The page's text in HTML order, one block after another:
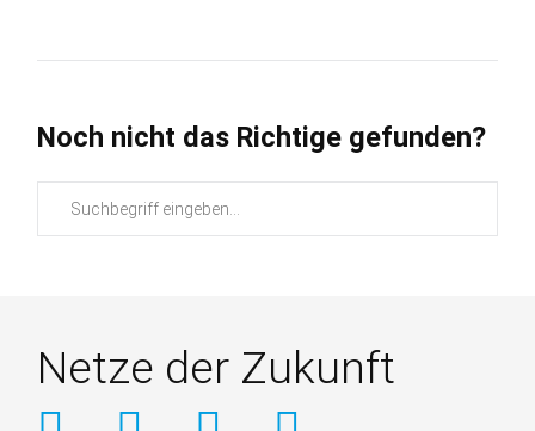
Noch nicht das Richtige gefunden?
Netze der Zukunft